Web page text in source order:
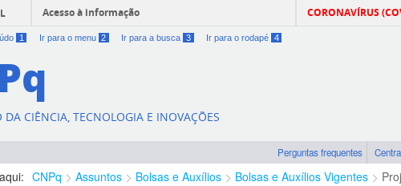
Acesso à informação CORONAVÍRUS
1 Ir para o menu 2 Ir para a busca 3 Ir para o rodapé 4
DA CIÊNCIA, TECNOLOGIA E INOVAÇÕES
Perguntas frequentes
CNPq Assuntos Bolsas e Auxílios Bolsas e Auxílios Vigentes